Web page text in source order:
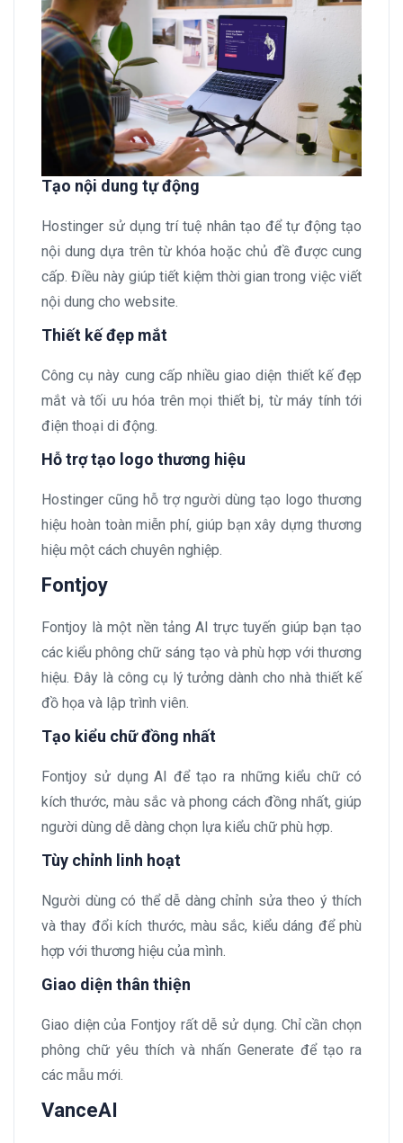
Tạo nội dung tự động
Hostinger sử dụng trí tuệ nhân tạo để tự động tạo
nội dung dựa trên từ khóa hoặc chủ đề được cung
cấp. Điều này giúp tiết kiệm thời gian trong việc viết
nội dung cho website.
Thiết kế đẹp mắt
Công cụ này cung cấp nhiều giao diện thiết kế đẹp
mắt và tối ưu hóa trên mọi thiết bị, từ máy tính tới
điện thoại di động.
Hỗ trợ tạo logo thương hiệu
Hostinger cũng hỗ trợ người dùng tạo logo thương
hiệu hoàn toàn miễn phí, giúp bạn xây dựng thương
hiệu một cách chuyên nghiệp.
Fontjoy
Fontjoy là một nền tảng AI trực tuyến giúp bạn tạo
các kiểu phông chữ sáng tạo và phù hợp với thương
hiệu. Đây là công cụ lý tưởng dành cho nhà thiết kế
đồ họa và lập trình viên.
Tạo kiểu chữ đồng nhất
Fontjoy sử dụng AI để tạo ra những kiểu chữ có
kích thước, màu sắc và phong cách đồng nhất, giúp
người dùng dễ dàng chọn lựa kiểu chữ phù hợp.
Tùy chỉnh linh hoạt
Người dùng có thể dễ dàng chỉnh sửa theo ý thích
và thay đổi kích thước, màu sắc, kiểu dáng để phù
hợp với thương hiệu của mình.
Giao diện thân thiện
Giao diện của Fontjoy rất dễ sử dụng. Chỉ cần chọn
phông chữ yêu thích và nhấn Generate để tạo ra
các mẫu mới.
VanceAI